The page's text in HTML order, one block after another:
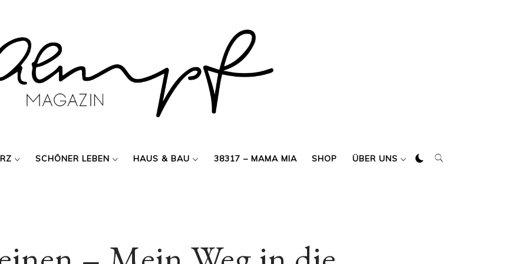
SCHÖNER LEBEN HAUS & BAU 38317 – MAMA MIA SHOP ÜBER UNS